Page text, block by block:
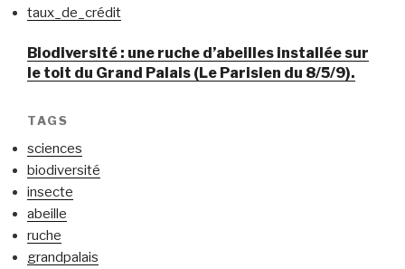
taux_de_crédit
Biodiversité : une ruche d’abeilles installée sur
le toit du Grand Palais (Le Parisien du 8/5/9).
TAGS
sciences
biodiversité
insecte
abeille
ruche
grandpalais